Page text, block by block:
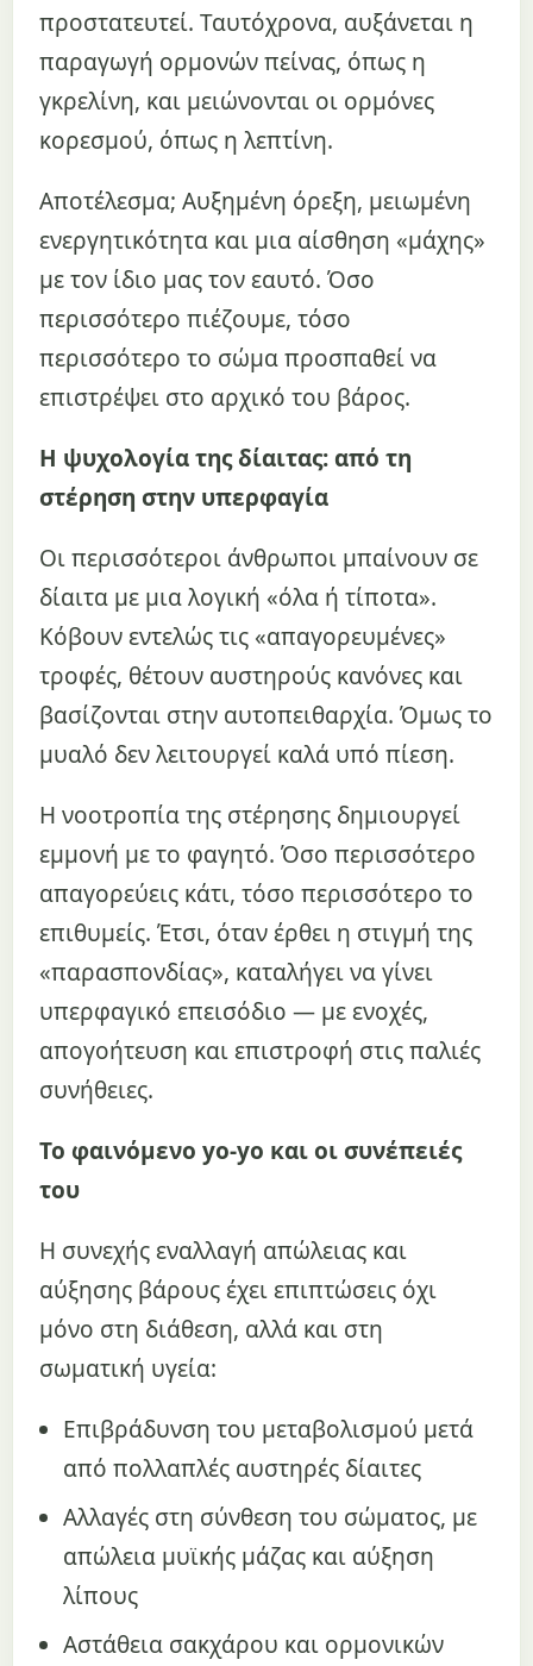
προστατευτεί. Ταυτόχρονα, αυξάνεται η
παραγωγή ορμονών πείνας, όπως η
γκρελίνη, και μειώνονται οι ορμόνες
κορεσμού, όπως η λεπτίνη.
Αποτέλεσμα; Αυξημένη όρεξη, μειωμένη
ενεργητικότητα και μια αίσθηση «μάχης»
με τον ίδιο μας τον εαυτό. Όσο
περισσότερο πιέζουμε, τόσο
περισσότερο το σώμα προσπαθεί να
επιστρέψει στο αρχικό του βάρος.
Η ψυχολογία της δίαιτας: από τη
στέρηση στην υπερφαγία
Οι περισσότεροι άνθρωποι μπαίνουν σε
δίαιτα με μια λογική «όλα ή τίποτα».
Κόβουν εντελώς τις «απαγορευμένες»
τροφές, θέτουν αυστηρούς κανόνες και
βασίζονται στην αυτοπειθαρχία. Όμως το
μυαλό δεν λειτουργεί καλά υπό πίεση.
Η νοοτροπία της στέρησης δημιουργεί
εμμονή με το φαγητό. Όσο περισσότερο
απαγορεύεις κάτι, τόσο περισσότερο το
επιθυμείς. Έτσι, όταν έρθει η στιγμή της
«παρασπονδίας», καταλήγει να γίνει
υπερφαγικό επεισόδιο — με ενοχές,
απογοήτευση και επιστροφή στις παλιές
συνήθειες.
Το φαινόμενο yo-yo και οι συνέπειές
του
Η συνεχής εναλλαγή απώλειας και
αύξησης βάρους έχει επιπτώσεις όχι
μόνο στη διάθεση, αλλά και στη
σωματική υγεία:
Επιβράδυνση του μεταβολισμού μετά
από πολλαπλές αυστηρές δίαιτες
Αλλαγές στη σύνθεση του σώματος, με
απώλεια μυϊκής μάζας και αύξηση
λίπους
Αστάθεια σακχάρου και ορμονικών